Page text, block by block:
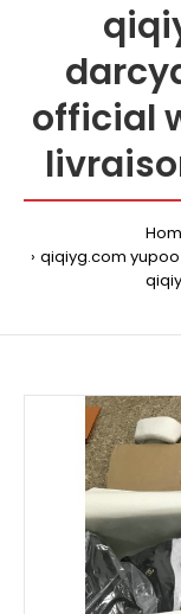
official
qiqiyg.com